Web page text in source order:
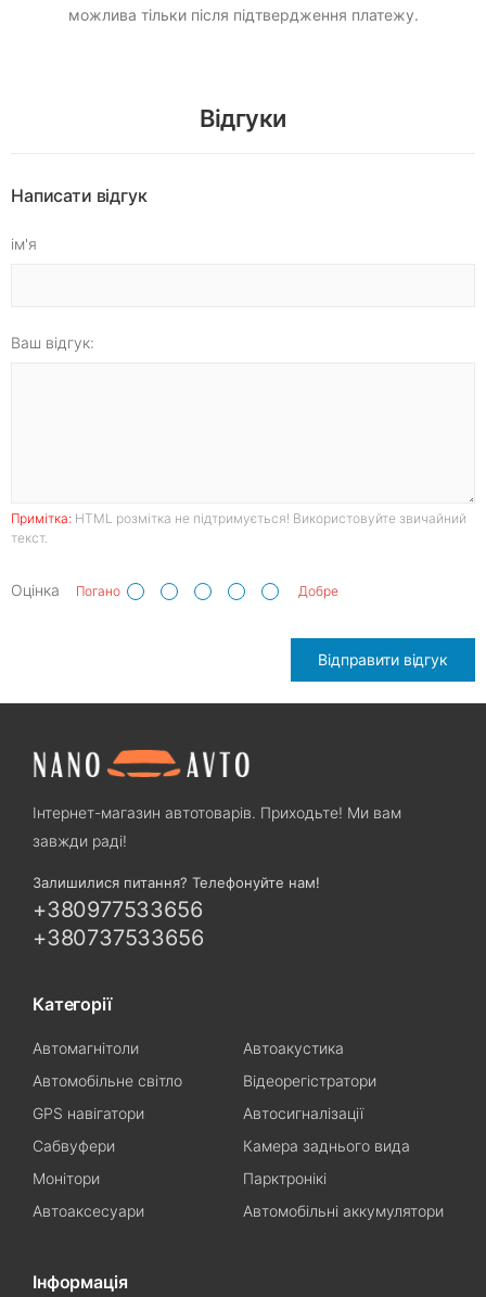
можлива тільки після підтвердження платежу.
Відгуки
Написати відгук
ім'я
Ваш відгук:
Примітка: HTML розмітка не підтримується! Використовуйте звичайний
текст.
Оцінка Погано Добре
Відправити відгук
Інтернет-магазин автотоварів. Приходьте! Ми вам
завжди раді!
Залишилися питання? Телефонуйте нам!
+380977533656
+380737533656
Категорії
Автомагнітоли
Автоакустика
Автомобільне світло
Відеорегістратори
GPS навігатори
Автосигналізації
Сабвуфери
Камера заднього вида
Монітори
Парктронікі
Автоаксесуари
Автомобільні аккумулятори
Інформація